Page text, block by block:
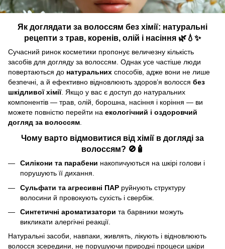
Як доглядати за волоссям без хімії: натуральні
рецепти з трав, коренів, олій і насіння 🌿💧✨
Сучасний ринок косметики пропонує величезну кількість
засобів для догляду за волоссям. Однак усе частіше люди
повертаються до натуральних способів, адже вони не лише
безпечні, а й ефективно відновлюють здоров’я волосся без
шкідливої хімії. Якщо у вас є доступ до натуральних
компонентів — трав, олій, борошна, насіння і коріння — ви
можете повністю перейти на екологічний і оздоровчий
догляд за волоссям.
Чому варто відмовитися від хімії в догляді за
волоссям? 🚫🧴
Силікони та парабени накопичуються на шкірі голови і
порушують її дихання.
Сульфати та агресивні ПАР руйнують структуру
волосини й провокують сухість і свербіж.
Синтетичні ароматизатори та барвники можуть
викликати алергічні реакції.
Натуральні засоби, навпаки, живлять, лікують і відновлюють
волосся зсередини, не порушуючи природні процеси шкіри